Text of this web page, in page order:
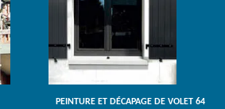
PEINTURE ET DÉCAPAGE DE VOLET 64